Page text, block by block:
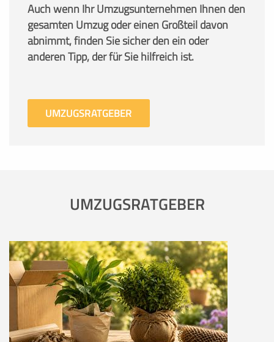
Auch wenn Ihr Umzugsunternehmen Ihnen den
gesamten Umzug oder einen Großteil davon
abnimmt, finden Sie sicher den ein oder
anderen Tipp, der für Sie hilfreich ist.
UMZUGSRATGEBER
UMZUGSRATGEBER